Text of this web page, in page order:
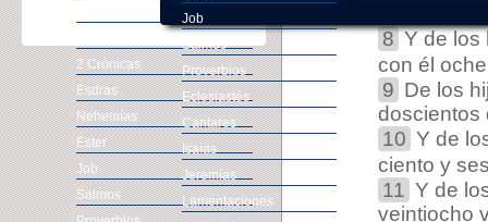
8Y de los
con él
9 De los
doscientos
10 Y de
ciento y
11 Y de
veintiocho
2 Crónicas
Esdras
Nehemías
Ester
Job
Salmos
Job
Salmos
Proverbios
Eclesiastés
Cantares
Isaías
Jeremías
Lamentaciones